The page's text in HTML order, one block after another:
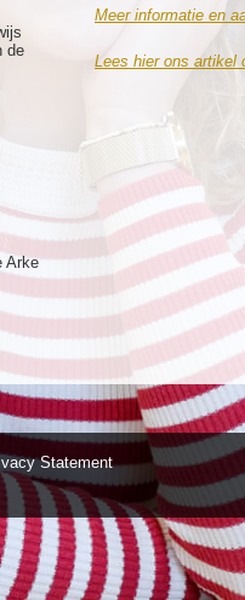
de
Arke
Meer informatie en
Lees hier ons artikel
Statement